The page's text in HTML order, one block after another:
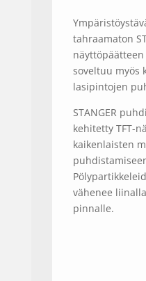
tahraamaton
soveltuu myös
lasipintojen
STANGER
kehitetty TFT-
kaikenlaisten
vähenee
pinnalle.